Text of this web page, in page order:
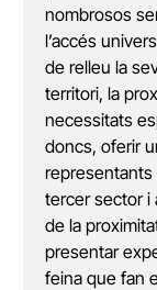
nombrosos
l’accés
de relleu la
territori, la
necessitats
doncs, oferir
tercer sector i
de la
presentar
feina que fan